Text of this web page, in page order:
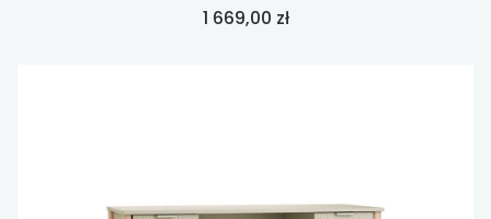
Cena
1 669,00 zł